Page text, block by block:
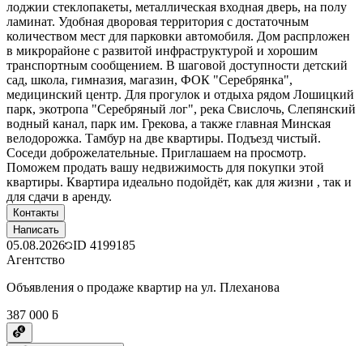
лоджии стеклопакеты, металлическая входная дверь, на полу
ламинат. Удобная дворовая территория с достаточным
количеством мест для парковки автомобиля. Дом распрложен
в микрорайоне с развитой инфраструктурой и хорошим
транспортным сообщением. В шаговой доступности детский
сад, школа, гимназия, магазин, ФОК "Серебрянка",
медицинский центр. Для прогулок и отдыха рядом Лошицкий
парк, экотропа "Серебряный лог", река Свислочь, Слепянский
водный канал, парк им. Грекова, а также главная Минская
велодорожка. Тамбур на две квартиры. Подъезд чистый.
Соседи доброжелательные. Приглашаем на просмотр.
Поможем продать вашу недвижимость для покупки этой
квартиры. Квартира идеально подойдёт, как для жизни , так и
для сдачи в аренду.
Контакты
Написать
05.08.2026 ID 4199185
Агентство
Объявления о продаже квартир на ул. Плеханова
387 000 ƃ